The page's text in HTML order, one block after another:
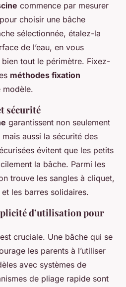
commence par mesurer
choisir une bâche
sélectionnée, étalez-la
de l’eau, en vous
bien tout le périmètre. Fixez-
méthodes fixation
modèle.
sécurité
garantissent non seulement
aussi la sécurité des
évitent que les petits
la bâche. Parmi les
trouve les sangles à cliquet,
les barres solidaires.
d’utilisation pour
est cruciale. Une bâche qui se
les parents à l’utiliser
avec systèmes de
de pliage rapide sont